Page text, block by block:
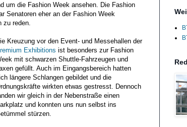
um die Fashion Week ansehen. Die Fashion
Senatoren eher an der Fashion Week
reden.
Kreuzung vor den Event- und Messehallen der
Exhibitions ist besonders zur Fashion
mit schwarzen Shuttle-Fahrzeugen und
gefüllt. Auch im Eingangsbereich hatten
längere Schlangen gebildet und die
wirkten etwas gestresst. Dennoch
wir gleich in der Nebenstraße einen
und konnten uns nun selbst ins
stürzen.